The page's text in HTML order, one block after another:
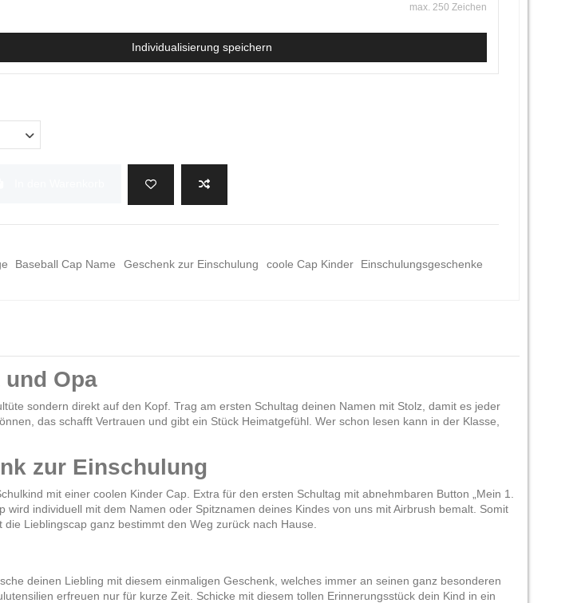
max. 250 Zeichen
Individualisierung speichern
Baseball Cap Name Geschenk zur Einschulung coole Cap Kinder Einschulungsgeschenke
Opa
sondern direkt auf den Kopf. Trag am ersten Schultag deinen Namen mit Stolz, damit es jeder
das schafft Vertrauen und gibt ein Stück Heimatgefühl. Wer schon lesen kann in der Klasse,
zur Einschulung
mit einer coolen Kinder Cap. Extra für den ersten Schultag mit abnehmbaren Button „Mein 1.
individuell mit dem Namen oder Spitznamen deines Kindes von uns mit Airbrush bemalt. Somit
Lieblingscap ganz bestimmt den Weg zurück nach Hause.
deinen Liebling mit diesem einmaligen Geschenk, welches immer an seinen ganz besonderen
erfreuen nur für kurze Zeit. Schicke mit diesem tollen Erinnerungsstück dein Kind in ein